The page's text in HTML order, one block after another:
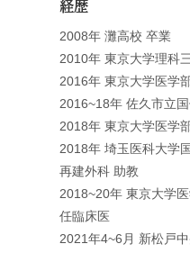
経歴
2008年 灘高校 卒業
2010年 東京大学理科
2016年 東京大学医学
2016~18年 佐久市立
2018年 東京大学医学
2018年 埼玉医科大学
再建外科 助教
2018~20年 東京大学
任臨床医
2021年4~6月 新松戸